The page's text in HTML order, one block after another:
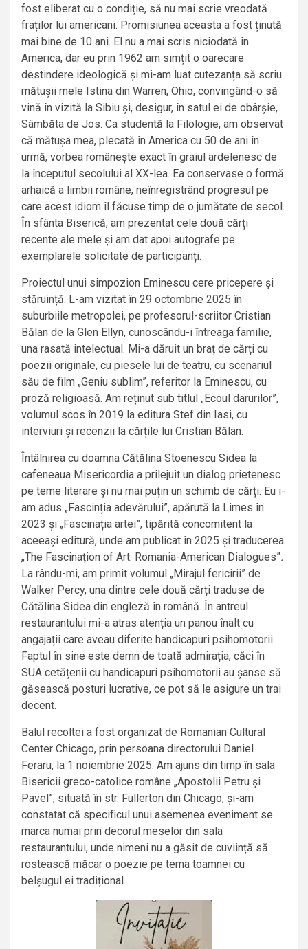
fost eliberat cu o condiție, să nu mai scrie vreodată
fraților lui americani. Promisiunea aceasta a fost ținută
mai bine de 10 ani. El nu a mai scris niciodată în
America, dar eu prin 1962 am simțit o oarecare
destindere ideologică și mi-am luat cutezanța să scriu
mătușii mele Istina din Warren, Ohio, convingând-o să
vină în vizită la Sibiu și, desigur, în satul ei de obârșie,
Sâmbăta de Jos. Ca studentă la Filologie, am observat
că mătușa mea, plecată în America cu 50 de ani în
urmă, vorbea românește exact în graiul ardelenesc de
la începutul secolului al XX-lea. Ea conservase o formă
arhaică a limbii române, neînregistrând progresul pe
care acest idiom îl făcuse timp de o jumătate de secol.
În sfânta Biserică, am prezentat cele două cărți
recente ale mele și am dat apoi autografe pe
exemplarele solicitate de participanți.
Proiectul unui simpozion Eminescu cere pricepere și
stăruință. L-am vizitat în 29 octombrie 2025 în
suburbiile metropolei, pe profesorul-scriitor Cristian
Bălan de la Glen Ellyn, cunoscându-i întreaga familie,
una rasată intelectual. Mi-a dăruit un braț de cărți cu
poezii originale, cu piesele lui de teatru, cu scenariul
său de film „Geniu sublim”, referitor la Eminescu, cu
proză religioasă. Am reținut sub titlul „Ecoul darurilor”,
volumul scos în 2019 la editura Stef din Iasi, cu
interviuri și recenzii la cărțile lui Cristian Bălan.
Întâlnirea cu doamna Cătălina Stoenescu Sidea la
cafeneaua Misericordia a prilejuit un dialog prietenesc
pe teme literare și nu mai puțin un schimb de cărți. Eu i-
am adus „Fascinția adevărului”, apărută la Limes în
2023 și „Fascinația artei”, tipărită concomitent la
aceeași editură, unde am publicat în 2025 și traducerea
„The Fascinațion of Art. Romania-American Dialogues”.
La rându-mi, am primit volumul „Mirajul fericirii” de
Walker Percy, una dintre cele două cărți traduse de
Cătălina Sidea din engleză în română. În antreul
restaurantului mi-a atras atenția un panou înalt cu
angajații care aveau diferite handicapuri psihomotorii.
Faptul în sine este demn de toată admirația, căci în
SUA cetățenii cu handicapuri psihomotorii au șanse să
găsească posturi lucrative, ce pot să le asigure un trai
decent.
Balul recoltei a fost organizat de Romanian Cultural
Center Chicago, prin persoana directorului Daniel
Feraru, la 1 noiembrie 2025. Am ajuns din timp în sala
Bisericii greco-catolice române „Apostolii Petru și
Pavel”, situată în str. Fullerton din Chicago, și-am
constatat că specificul unui asemenea eveniment se
marca numai prin decorul meselor din sala
restaurantului, unde nimeni nu a găsit de cuviință să
rostească măcar o poezie pe tema toamnei cu
belșugul ei tradițional.